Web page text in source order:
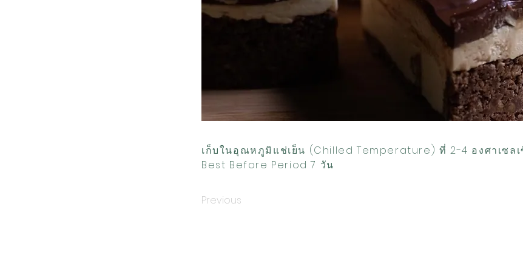
เก็บในอุณหภูมิแช่เย็น (Chilled Temperature) ที่ 2-4 องศาเซลเ
Best Before Period 7 วัน
Previous